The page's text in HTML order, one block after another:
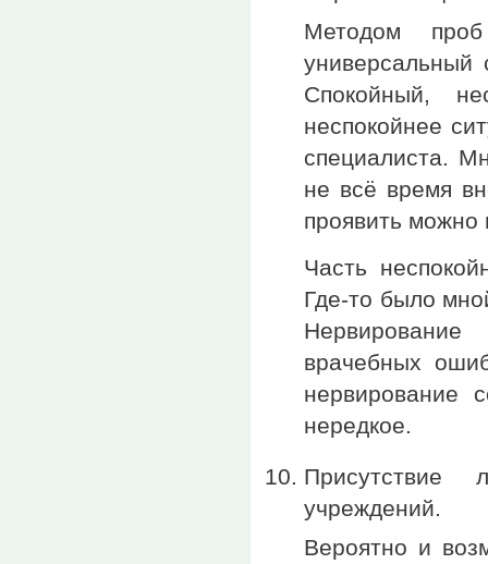
Методом
универсальный
Спокойный,
неспокойнее
специалиста.
не всё время
проявить можно
Часть
Где-то было
врачебных
нервирование
нередкое.
Присутствие
учреждений.
Вероятно и